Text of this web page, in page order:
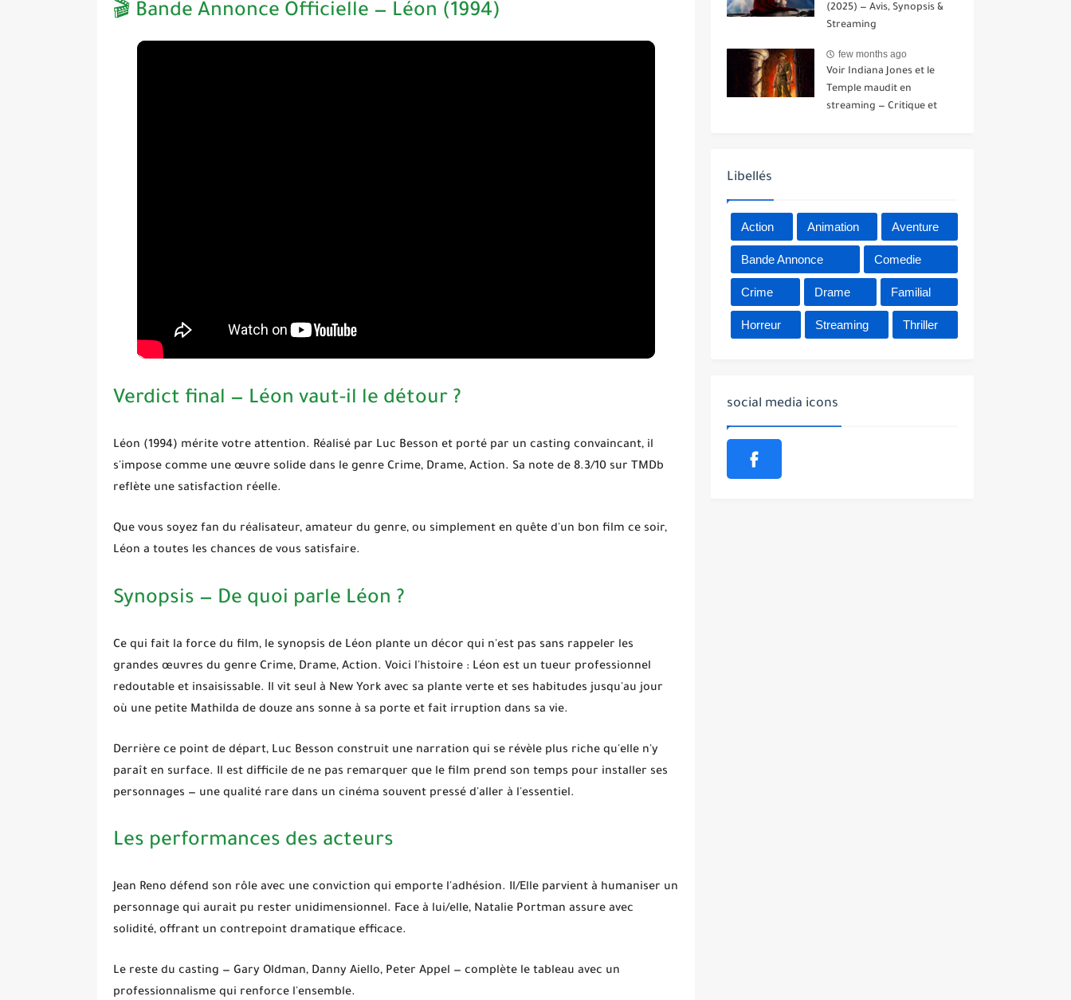
🎬 Bande Annonce Officielle — Léon (1994)
Verdict final — Léon vaut-il le détour ?
Léon (1994) mérite votre attention. Réalisé par Luc Besson et porté par un casting convaincant, il
s'impose comme une œuvre solide dans le genre Crime, Drame, Action. Sa note de 8.3/10 sur TMDb
reflète une satisfaction réelle.
Que vous soyez fan du réalisateur, amateur du genre, ou simplement en quête d'un bon film ce soir,
Léon a toutes les chances de vous satisfaire.
Synopsis — De quoi parle Léon ?
Ce qui fait la force du film, le synopsis de Léon plante un décor qui n'est pas sans rappeler les
grandes œuvres du genre Crime, Drame, Action. Voici l'histoire : Léon est un tueur professionnel
redoutable et insaisissable. Il vit seul à New York avec sa plante verte et ses habitudes jusqu'au jour
où une petite Mathilda de douze ans sonne à sa porte et fait irruption dans sa vie.
Derrière ce point de départ, Luc Besson construit une narration qui se révèle plus riche qu'elle n'y
paraît en surface. Il est difficile de ne pas remarquer que le film prend son temps pour installer ses
personnages — une qualité rare dans un cinéma souvent pressé d'aller à l'essentiel.
Les performances des acteurs
Jean Reno défend son rôle avec une conviction qui emporte l'adhésion. Il/Elle parvient à humaniser un
personnage qui aurait pu rester unidimensionnel. Face à lui/elle, Natalie Portman assure avec
solidité, offrant un contrepoint dramatique efficace.
Le reste du casting — Gary Oldman, Danny Aiello, Peter Appel — complète le tableau avec un
professionnalisme qui renforce l'ensemble.
(2025) — Avis, Synopsis &
Streaming
few months ago
Voir Indiana Jones et le
Temple maudit en
streaming — Critique et
Libellés
Action Animation Aventure
Bande Annonce Comedie
Crime Drame Familial
Horreur Streaming Thriller
social media icons